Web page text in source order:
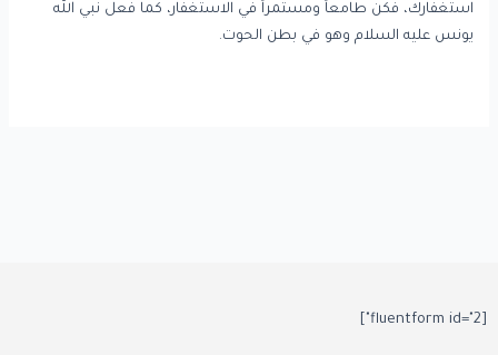
استغفارك، فكن طامعاً ومستمراً في الاستغفار، كما فعل نبي الله
يونس عليه السلام وهو في بطن الحوت.
[fluentform id="2"]